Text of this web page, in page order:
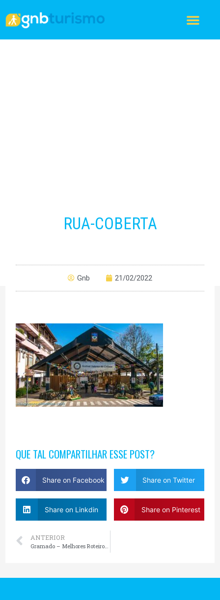
RUA-COBERTA
Gnb 21/02/2022
QUE TAL COMPARTILHAR ESSE POST?
Share on Facebook Share on Twitter
Share on Linkdin Share on Pinterest
ANTERIOR
Gramado – Melhores Roteiros em 2022